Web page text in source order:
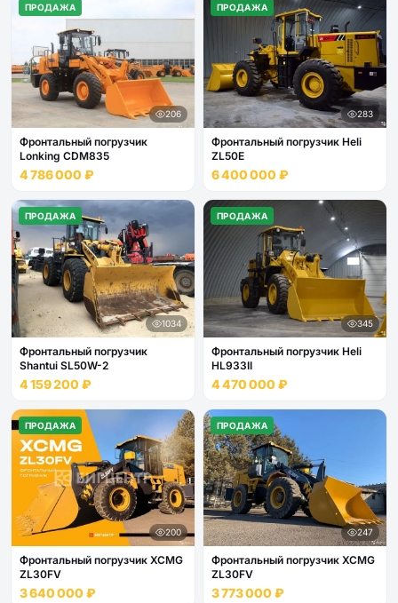
ПРОДАЖА
206
Фронтальный погрузчик
Lonking CDM835
4 786 000 ₽
ПРОДАЖА
283
Фронтальный погрузчик Heli
ZL50E
6 400 000 ₽
ПРОДАЖА
1034
Фронтальный погрузчик
Shantui SL50W-2
4 159 200 ₽
ПРОДАЖА
345
Фронтальный погрузчик Heli
HL933II
4 470 000 ₽
ПРОДАЖА
200
Фронтальный погрузчик XCMG
ZL30FV
3 640 000 ₽
ПРОДАЖА
247
Фронтальный погрузчик XCMG
ZL30FV
3 773 000 ₽